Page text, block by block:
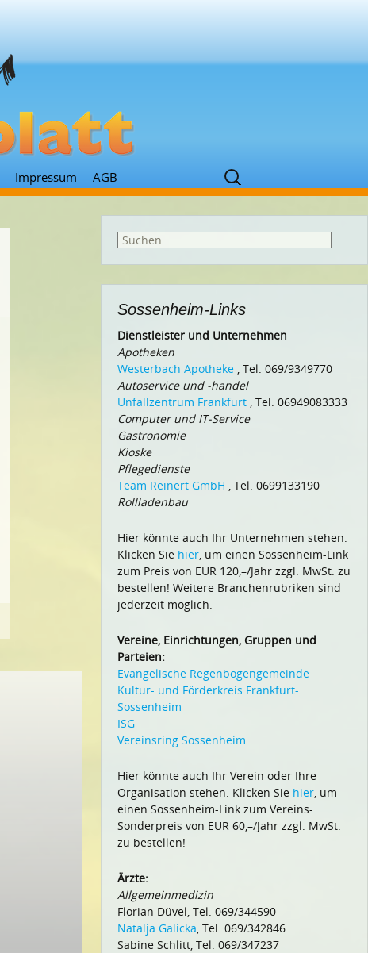
Impressum AGB
Suchen
nach:
Suchen
Sossenheim-Links
Dienstleister und Unternehmen
Apotheken
Westerbach Apotheke , Tel. 069/9349770
Autoservice und -handel
Unfallzentrum Frankfurt , Tel. 06949083333
Computer und IT-Service
Gastronomie
Kioske
Pflegedienste
Team Reinert GmbH , Tel. 0699133190
Rollladenbau
Hier könnte auch Ihr Unternehmen stehen.
Klicken Sie hier, um einen Sossenheim-Link
zum Preis von EUR 120,–/Jahr zzgl. MwSt. zu
bestellen! Weitere Branchenrubriken sind
jederzeit möglich.
Vereine, Einrichtungen, Gruppen und
Parteien:
Evangelische Regenbogengemeinde
Kultur- und Förderkreis Frankfurt-
Sossenheim
ISG
Vereinsring Sossenheim
Hier könnte auch Ihr Verein oder Ihre
Organisation stehen. Klicken Sie hier, um
einen Sossenheim-Link zum Vereins-
Sonderpreis von EUR 60,–/Jahr zzgl. MwSt.
zu bestellen!
Ärzte:
Allgemeinmedizin
Florian Düvel, Tel. 069/344590
Natalja Galicka, Tel. 069/342846
Sabine Schlitt, Tel. 069/347237